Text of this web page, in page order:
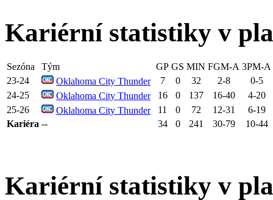
Kariérní statistiky v
Sezóna Tým GP GS MIN FGM-A 3PM-A
23-24
Oklahoma City Thunder 7 0 32 2-8
0-5
24-25
Oklahoma City Thunder 16 0 137 16-40
4-20
25-26
Oklahoma City Thunder 11 0 72 12-31
6-19
Kariéra -- 34 0 241 30-79 10-44
Kariérní statistiky v